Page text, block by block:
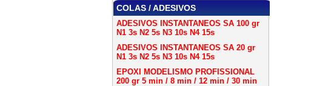
COLAS / ADESIVOS
ADESIVOS INSTANTANEOS SA 100 gr
N1 3s N2 5s N3 10s N4 15s
ADESIVOS INSTANTANEOS SA 20 gr
N1 3s N2 5s N3 10s N4 15s
EPOXI MODELISMO PROFISSIONAL
200 gr 5 min / 8 min / 12 min / 30 min